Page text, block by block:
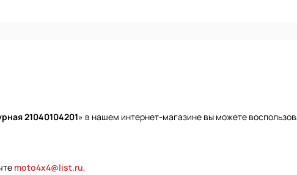
21040104201» в нашем интернет-магазине вы можете
moto4x4@list.ru,